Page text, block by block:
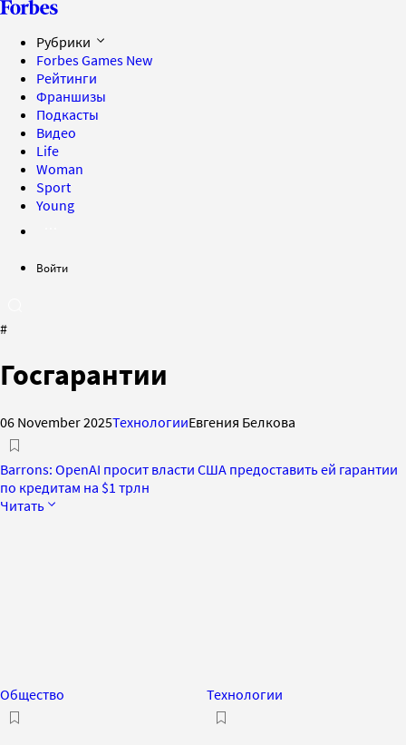
Рубрики
Forbes Games New
Рейтинги
Франшизы
Подкасты
Видео
Life
Woman
Sport
Young
Войти
#
Госгарантии
06 November 2025ТехнологииЕвгения Белкова
Barrons: OpenAI просит власти США предоставить ей гарантии
по кредитам на $1 трлн
Читать
Общество Технологии